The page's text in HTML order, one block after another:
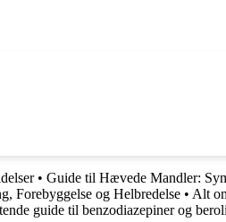
• Guide til Hævede Mandler:
Forebyggelse og Helbredelse • Alt
guide til benzodiazepiner og